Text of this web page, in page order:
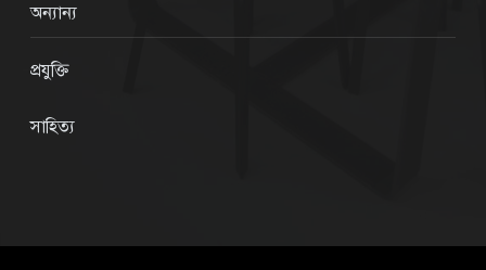
অন্যান্য
প্রযুক্তি
সাহিত্য